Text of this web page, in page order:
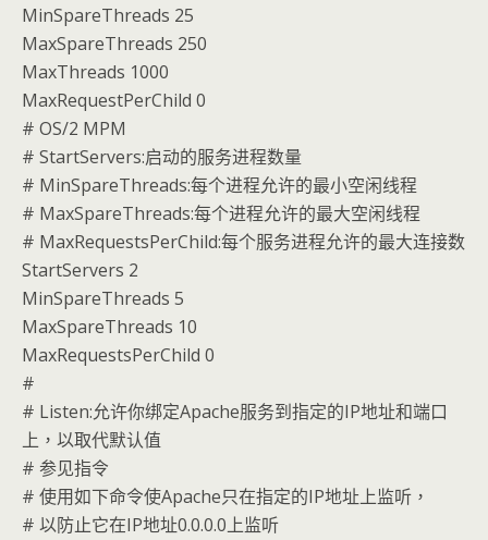
MinSpareThreads 25
MaxSpareThreads 250
MaxThreads 1000
MaxRequestPerChild 0
# OS/2 MPM
# StartServers:启动的服务进程数量
# MinSpareThreads:每个进程允许的最小空闲线程
# MaxSpareThreads:每个进程允许的最大空闲线程
# MaxRequestsPerChild:每个服务进程允许的最大连接数
StartServers 2
MinSpareThreads 5
MaxSpareThreads 10
MaxRequestsPerChild 0
#
# Listen:允许你绑定Apache服务到指定的IP地址和端口
上，以取代默认值
# 参见指令
# 使用如下命令使Apache只在指定的IP地址上监听，
# 以防止它在IP地址0.0.0.0上监听